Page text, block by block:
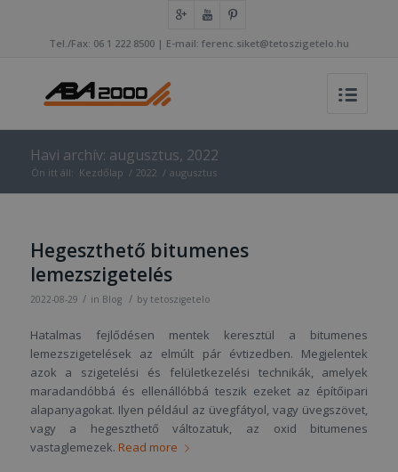
Tel./Fax: 06 1 222 8500 | E-mail: ferenc.siket@tetoszigetelo.hu
Havi archív: augusztus, 2022
Ön itt áll: Kezdőlap / 2022 / augusztus
Hegeszthető bitumenes
lemezszigetelés
2022-08-29 / in Blog / by tetoszigetelo
Hatalmas fejlődésen mentek keresztül a bitumenes
lemezszigetelések az elmúlt pár évtizedben. Megjelentek
azok a szigetelési és felületkezelési technikák, amelyek
maradandóbbá és ellenállóbbá teszik ezeket az építőipari
alapanyagokat. Ilyen például az üvegfátyol, vagy üvegszövet,
vagy a hegeszthető változatuk, az oxid bitumenes
vastaglemezek. Read more